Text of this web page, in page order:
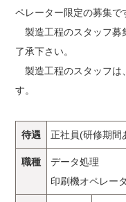
ペレーター限定の募集で
製造工程のスタッフ募
了承下さい。
製造工程のスタッフは、
す。
待遇 正社員(研修期間
職種
データ処理
印刷機オペレー